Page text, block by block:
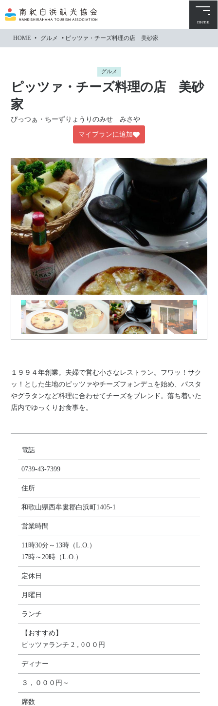
文
に
menu
HOME • グルメ • ピッツァ・チーズ料理の店 美砂家
グルメ
ピッツァ・チーズ料理の店 美砂
家
ぴっつぁ・ちーずりょうりのみせ みさや
マイプランに追加
１９９４年創業。夫婦で営む小さなレストラン。フワッ！サク
ッ！とした生地のピッツァやチーズフォンデュを始め、パスタ
やグラタンなど料理に合わせてチーズをブレンド。落ち着いた
店内でゆっくりお食事を。
電話
0739-43-7399
住所
和歌山県西牟婁郡白浜町1405-1
営業時間
11時30分～13時（L.O.）
17時～20時（L.O.）
定休日
月曜日
ランチ
【おすすめ】
ピッツァランチ 2，0００円
ディナー
３，０００円～
席数